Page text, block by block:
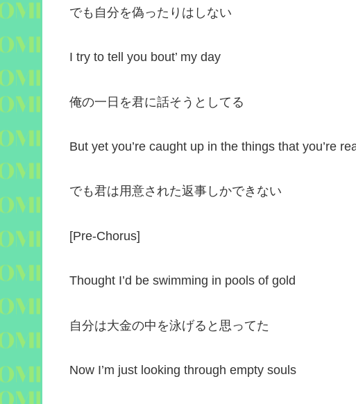
でも自分を偽ったりはしない
I try to tell you bout’ my day
俺の一日を君に話そうとしてる
But yet you’re caught up in the things that you’re
でも君は用意された返事しかできない
[Pre-Chorus]
Thought I’d be swimming in pools of gold
自分は大金の中を泳げると思ってた
Now I’m just looking through empty souls